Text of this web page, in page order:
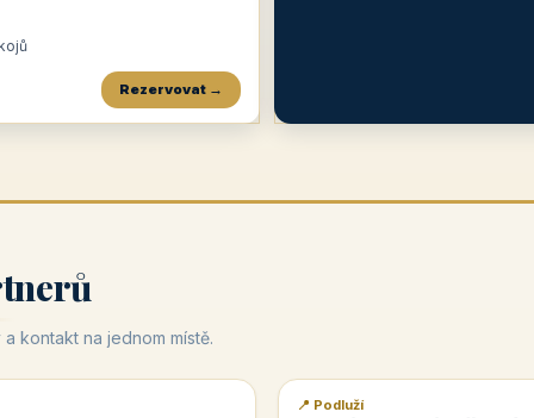
Rezervovat →
kontakt na jednom místě.
📰 PR článek
📍 Podluží